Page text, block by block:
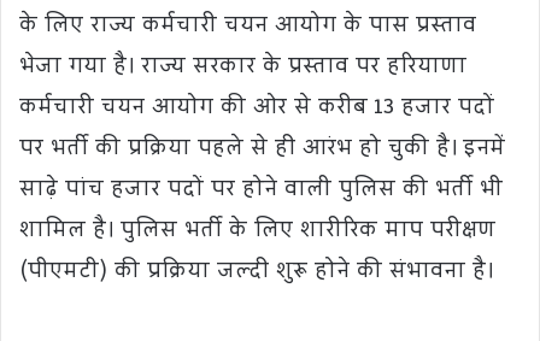
के लिए राज्य कर्मचारी चयन आयोग के पास प्रस्ताव
भेजा गया है। राज्य सरकार के प्रस्ताव पर हरियाणा
कर्मचारी चयन आयोग की ओर से करीब 13 हजार पदों
पर भर्ती की प्रक्रिया पहले से ही आरंभ हो चुकी है। इनमें
साढ़े पांच हजार पदों पर होने वाली पुलिस की भर्ती भी
शामिल है। पुलिस भर्ती के लिए शारीरिक माप परीक्षण
(पीएमटी) की प्रक्रिया जल्दी शुरू होने की संभावना है।